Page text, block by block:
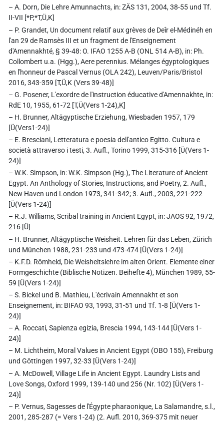
– A. Dorn, Die Lehre Amunnachts, in: ZÄS 131, 2004, 38-55 und Tf.
II-VII [*P,*T,Ü,K]
– P. Grandet, Un document relatif aux grèves de Deîr el-Médinéh en
l'an 29 de Ramsès III et un fragment de l'Enseignement
d'Amennakhté, § 39-48: O. IFAO 1255 A-B (ONL 514 A-B), in: Ph.
Collombert u.a. (Hgg.), Aere perennius. Mélanges égyptologiques
en l'honneur de Pascal Vernus (OLA 242), Leuven/Paris/Bristol
2016, 343-359 [T,Ü,K (Vers 39-48)]
– G. Posener, L'exordre de l'instruction éducative d'Amennakhte, in:
RdE 10, 1955, 61-72 [T,Ü(Vers 1-24),K]
– H. Brunner, Altägyptische Erziehung, Wiesbaden 1957, 179
[Ü(Vers1-24)]
– E. Bresciani, Letteratura e poesia dell'antico Egitto. Cultura e
società attraverso i testi, 3. Aufl., Torino 1999, 315-316 [Ü(Vers 1-
24)]
– W.K. Simpson, in: W.K. Simpson (Hg.), The Literature of Ancient
Egypt. An Anthology of Stories, Instructions, and Poetry, 2. Aufl.,
New Haven und London 1973, 341-342; 3. Aufl., 2003, 221-222
[Ü(Vers 1-24)]
– R.J. Williams, Scribal training in Ancient Egypt, in: JAOS 92, 1972,
216 [Ü]
– H. Brunner, Altägyptische Weisheit. Lehren für das Leben, Zürich
und München 1988, 231-233 und 473-474 [Ü(Vers 1-24)]
– K.F.D. Römheld, Die Weisheitslehre im alten Orient. Elemente einer
Formgeschichte (Biblische Notizen. Beihefte 4), München 1989, 55-
59 [Ü(Vers 1-24)]
– S. Bickel und B. Mathieu, L'écrivain Amennakht et son
Enseignement, in: BIFAO 93, 1993, 31-51 und Tf. 1-8 [Ü(Vers 1-
24)]
– A. Roccati, Sapienza egizia, Brescia 1994, 143-144 [Ü(Vers 1-
24)]
– M. Lichtheim, Moral Values in Ancient Egypt (OBO 155), Freiburg
und Göttingen 1997, 32-33 [Ü(Vers 1-24)]
– A. McDowell, Village Life in Ancient Egypt. Laundry Lists and
Love Songs, Oxford 1999, 139-140 und 256 (Nr. 102) [Ü(Vers 1-
24)]
– P. Vernus, Sagesses de l'Égypte pharaonique, La Salamandre, s.l.,
2001, 285-287 (= Vers 1-24) (2. Aufl. 2010, 369-375 mit neuer